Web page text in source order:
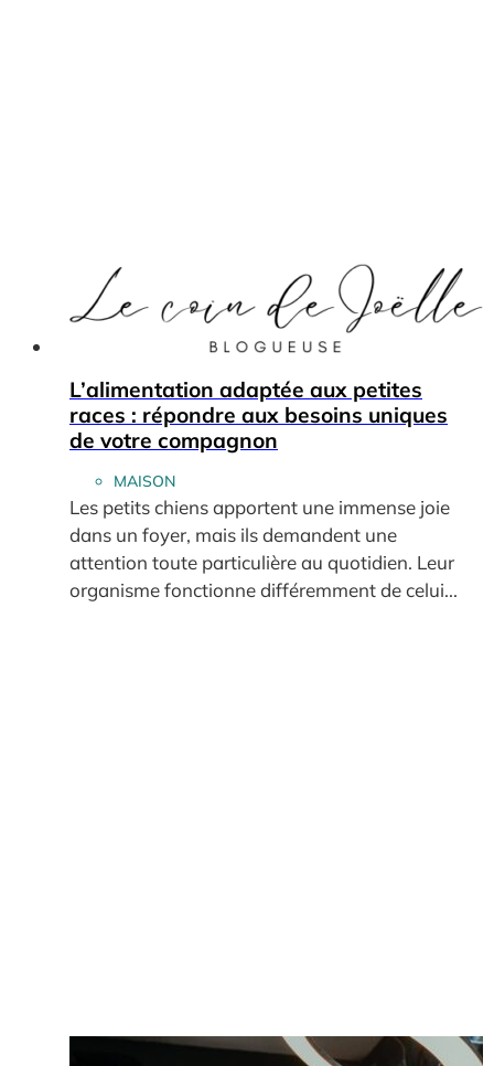
L’alimentation adaptée aux petites
races : répondre aux besoins uniques
de votre compagnon
MAISON
Les petits chiens apportent une immense joie
dans un foyer, mais ils demandent une
attention toute particulière au quotidien. Leur
organisme fonctionne différemment de celui...